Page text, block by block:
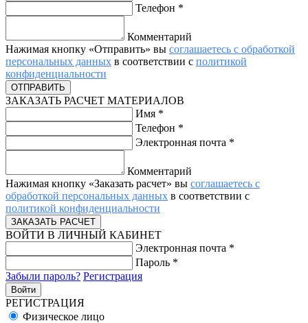
Телефон *
Комментарий
Нажимая кнопку «Отправить» вы соглашаетесь с обработкой
персональных данных в соответствии с политикой
конфиденциальности
ЗАКАЗАТЬ РАСЧЕТ МАТЕРИАЛОВ
Имя *
Телефон *
Электронная почта *
Комментарий
Нажимая кнопку «Заказать расчет» вы соглашаетесь с
обработкой персональных данных в соответствии с
политикой конфиденциальности
ВОЙТИ В ЛИЧНЫЙ КАБИНЕТ
Электронная почта *
Пароль *
Забыли пароль? Регистрация
РЕГИСТРАЦИЯ
Физическое лицо